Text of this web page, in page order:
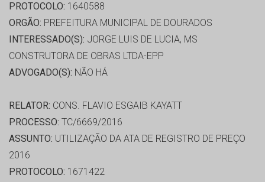
PROTOCOLO: 1640588
ORGÃO: PREFEITURA MUNICIPAL DE DOURADOS
INTERESSADO(S): JORGE LUIS DE LUCIA, MS
CONSTRUTORA DE OBRAS LTDA-EPP
ADVOGADO(S): NÃO HÁ
RELATOR: CONS. FLAVIO ESGAIB KAYATT
PROCESSO: TC/6669/2016
ASSUNTO: UTILIZAÇÃO DA ATA DE REGISTRO DE PREÇO
2016
PROTOCOLO: 1671422